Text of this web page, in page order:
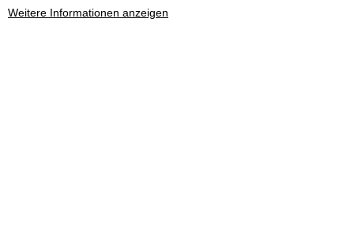
Weitere Informationen anzeigen